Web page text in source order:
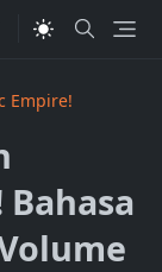
Empire!